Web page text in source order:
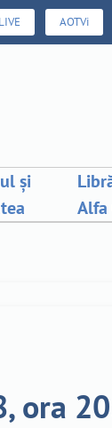
AOTVi
și
Alfa
ora